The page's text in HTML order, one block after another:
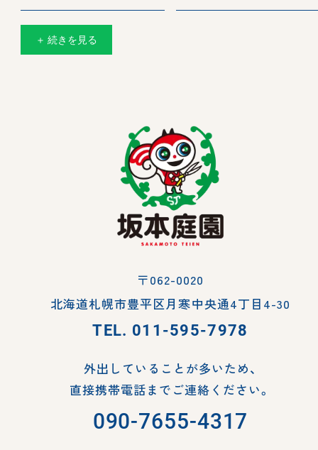
＋ 続きを見る
〒062-0020
北海道札幌市豊平区月寒中央通4丁目4-30
TEL. 011-595-7978
外出していることが多いため、
直接携帯電話までご連絡ください。
090-7655-4317